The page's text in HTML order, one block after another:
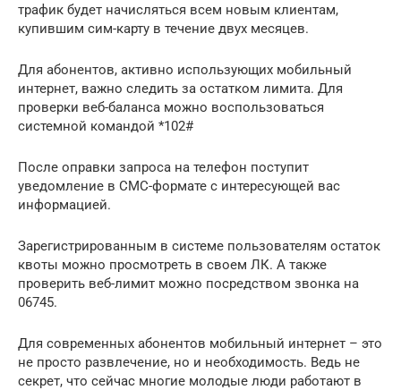
трафик будет начисляться всем новым клиентам,
купившим сим-карту в течение двух месяцев.
Для абонентов, активно использующих мобильный
интернет, важно следить за остатком лимита. Для
проверки веб-баланса можно воспользоваться
системной командой *102#
После оправки запроса на телефон поступит
уведомление в СМС-формате с интересующей вас
информацией.
Зарегистрированным в системе пользователям остаток
квоты можно просмотреть в своем ЛК. А также
проверить веб-лимит можно посредством звонка на
06745.
Для современных абонентов мобильный интернет – это
не просто развлечение, но и необходимость. Ведь не
секрет, что сейчас многие молодые люди работают в